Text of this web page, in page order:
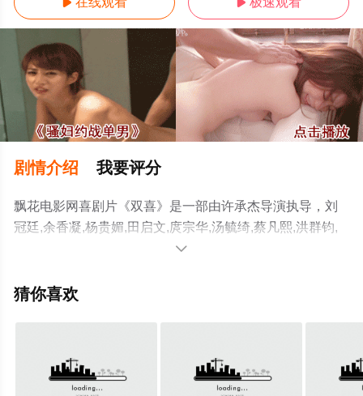
 
剧情介绍 我要评分
飘花电影网喜剧片《双喜》是一部由许承杰导演执导，刘
冠廷,余香凝,杨贵媚,田启文,庹宗华,汤毓绮,蔡凡熙,洪群钧,
晏柔中,梁皓岚,林史恩,张馨比,刘品言,李国毅,陈淑芳,朱凯
高清未删减完整版电影大全就上飘花影院，更多剧情信息

猜你喜欢